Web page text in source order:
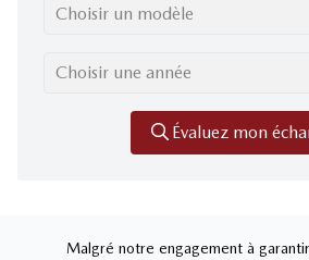
Choisir un modèle
Choisir une année
Évaluez mon
Malgré notre engagement à